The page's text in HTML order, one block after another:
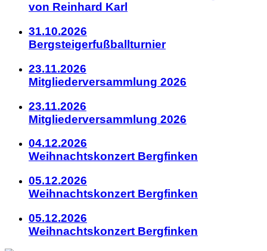
von Reinhard Karl
31.10.2026
Bergsteigerfußballturnier
23.11.2026
Mitgliederversammlung 2026
23.11.2026
Mitgliederversammlung 2026
04.12.2026
Weihnachtskonzert Bergfinken
05.12.2026
Weihnachtskonzert Bergfinken
05.12.2026
Weihnachtskonzert Bergfinken